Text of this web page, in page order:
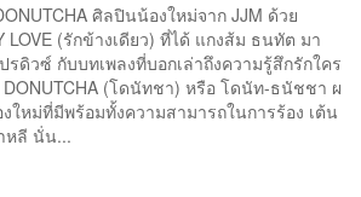
ศิลปินน้องใหม่จาก JJM ด้วย
LOVE (รักข้างเดียว) ที่ได้ แกงส้ม ธนทัต มา
ดิวซ์ กับบทเพลงที่บอกเล่าถึงความรู้สึกรักใคร
DONUTCHA (โดนัทชา) หรือ โดนัท-ธนัชชา ผ
หม่ที่มีพร้อมทั้งความสามารถในการร้อง เต้น
หลี นั่น...